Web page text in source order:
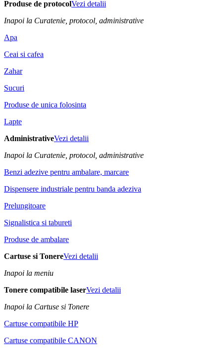
Produse de protocolVezi detalii
Inapoi la Curatenie, protocol, administrative
Apa
Ceai si cafea
Zahar
Sucuri
Produse de unica folosinta
Lapte
AdministrativeVezi detalii
Inapoi la Curatenie, protocol, administrative
Benzi adezive pentru ambalare, marcare
Dispensere industriale pentru banda adeziva
Prelungitoare
Signalistica si tabureti
Produse de ambalare
Cartuse si TonereVezi detalii
Inapoi la meniu
Tonere compatibile laserVezi detalii
Inapoi la Cartuse si Tonere
Cartuse compatibile HP
Cartuse compatibile CANON